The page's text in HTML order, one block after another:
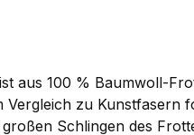
aus 100 % Baumwoll-
zu Kunstfasern
Schlingen des